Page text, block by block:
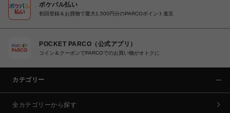
ポケパル払い
初回登録＆お買物で最大1,500円分のPARCOポイント進呈
POCKET PARCO（公式アプリ）
コイン＆クーポンでPARCOでのお買い物がオトクに
カテゴリー
全カテゴリーから探す